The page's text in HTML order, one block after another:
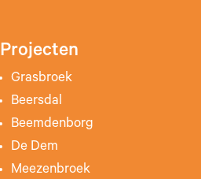
Projecten
Grasbroek
Beersdal
Beemdenborg
De Dem
Meezenbroek